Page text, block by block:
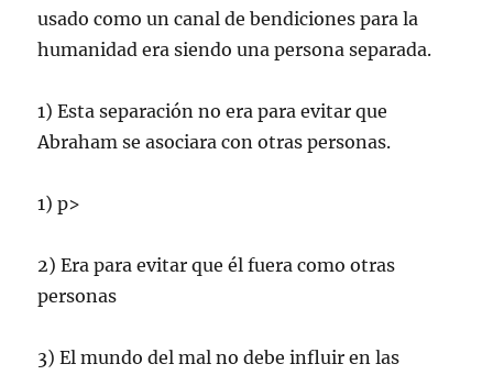
usado como un canal de bendiciones para la
humanidad era siendo una persona separada.
1) Esta separación no era para evitar que
Abraham se asociara con otras personas.
1) p>
2) Era para evitar que él fuera como otras
personas
3) El mundo del mal no debe influir en las